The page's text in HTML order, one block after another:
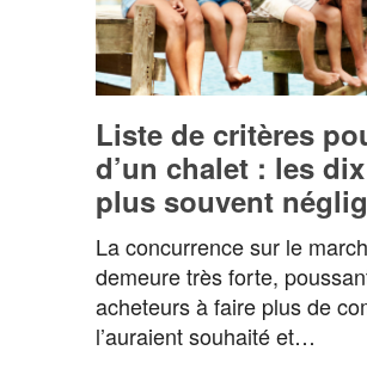
Liste de critères
d’un chalet : les
plus souvent
La concurrence sur le
demeure très forte,
acheteurs à faire plus de
l’auraient souhaité et…